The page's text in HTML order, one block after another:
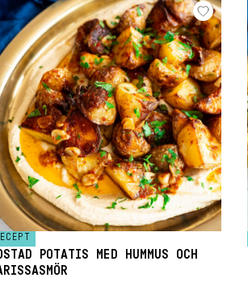
POTATIS MED HUMMUS OCH